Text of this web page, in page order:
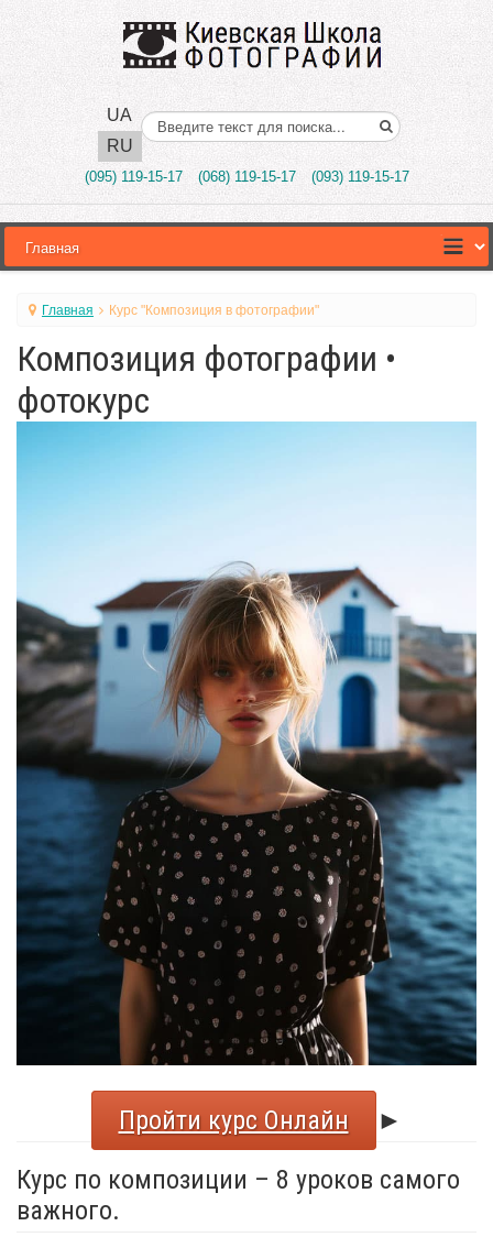
UA
RU
Поиск..
(095) 119-15-17 (068) 119-15-17 (093) 119-15-17
Главная Курс "Композиция в фотографии"
Композиция фотографии •
фотокурс
Пройти курс Онлайн
►
Курс по композиции – 8 уроков самого
важного.